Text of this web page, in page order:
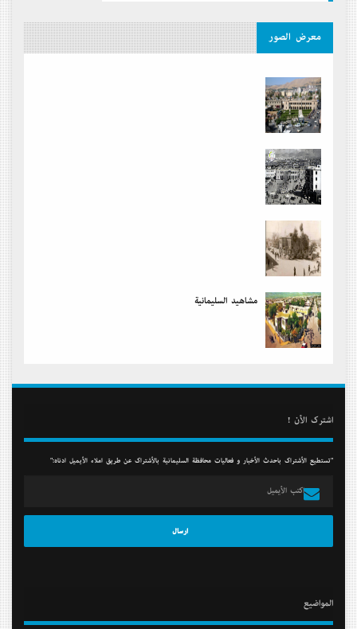
معرض الصور
مشاهید السلیمانیة
أشترك الأن !
"تستطيع الأشتراك بأحدث الأخبار و فعاليات محافظة السليمانية بالأشتراك عن طريق أملاء الأيميل أدناه:"
المواضيع